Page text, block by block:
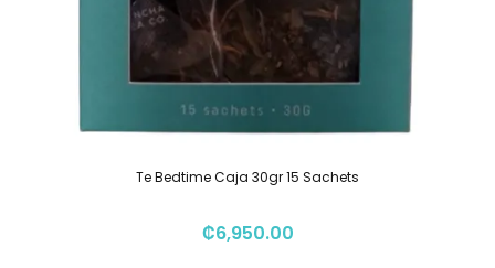
Te Bedtime Caja 30gr 15 Sachets
₡6,950.00